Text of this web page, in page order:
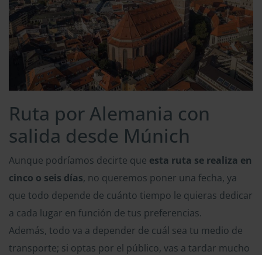
Ruta por Alemania con
salida desde Múnich
Aunque podríamos decirte que esta ruta se realiza en
cinco o seis días, no queremos poner una fecha, ya
que todo depende de cuánto tiempo le quieras dedicar
a cada lugar en función de tus preferencias.
Además, todo va a depender de cuál sea tu medio de
transporte; si optas por el público, vas a tardar mucho